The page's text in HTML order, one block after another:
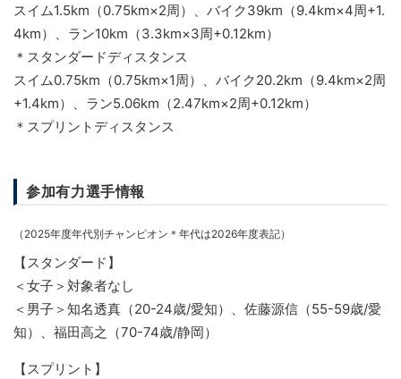
スイム1.5km（0.75km×2周）、バイク39km（9.4km×4周+1.
4km）、ラン10km（3.3km×3周+0.12km）
＊スタンダードディスタンス
スイム0.75km（0.75km×1周）、バイク20.2km（9.4km×2周
+1.4km）、ラン5.06km（2.47km×2周+0.12km）
＊スプリントディスタンス
参加有力選手情報
（2025年度年代別チャンピオン＊年代は2026年度表記）
【スタンダード】
＜女子＞対象者なし
＜男子＞知名透真（20-24歳/愛知）、佐藤源信（55-59歳/愛
知）、福田高之（70-74歳/静岡）
【スプリント】